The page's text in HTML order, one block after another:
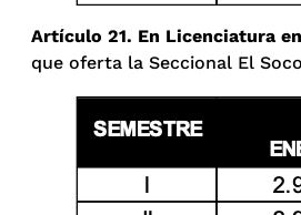
Artículo 21. En Licenciatura
que oferta la Seccional El